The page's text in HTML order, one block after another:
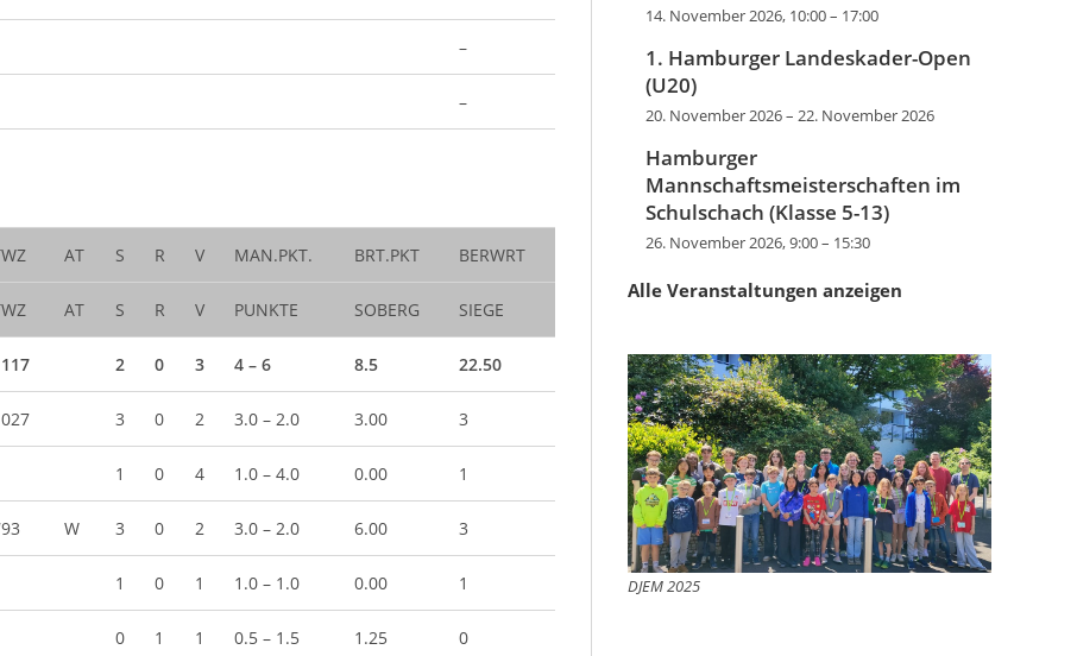
–
–
AT S R V MAN.PKT. BRT.PKT BERWRT
AT S R V PUNKTE SOBERG SIEGE
2 0 3 4 – 6 8.5 22.50
3 0 2 3.0 – 2.0 3.00 3
1 0 4 1.0 – 4.0 0.00 1
W 3 0 2 3.0 – 2.0 6.00 3
1 0 1 1.0 – 1.0 0.00 1
0 1 1 0.5 – 1.5 1.25 0
14. November 2026, 10:00– 17:00
1. Hamburger Landeskader-Open
(U20)
20. November 2026– 22. November 2026
Hamburger
Mannschaftsmeisterschaften im
Schulschach (Klasse 5-13)
26. November 2026, 9:00– 15:30
Alle Veranstaltungen anzeigen
DJEM 2025